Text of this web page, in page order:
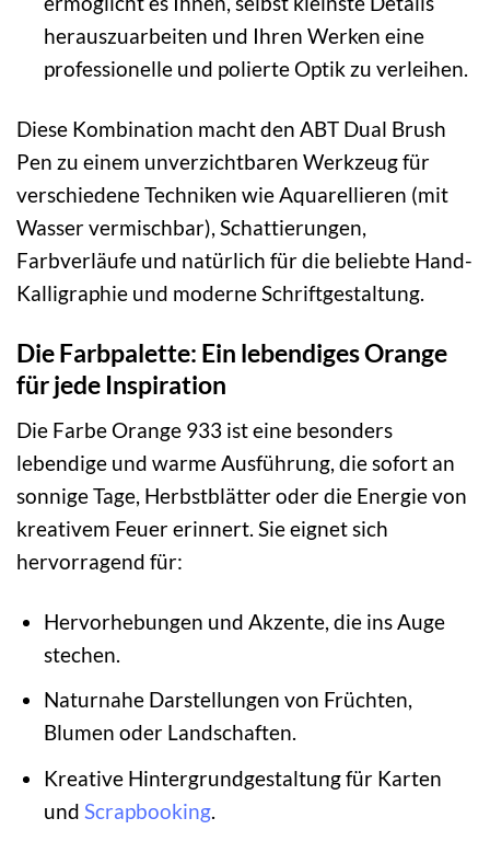
herauszuarbeiten und Ihren Werken eine
professionelle und polierte Optik zu verleihen.
Diese Kombination macht den ABT Dual Brush
Pen zu einem unverzichtbaren Werkzeug für
verschiedene Techniken wie Aquarellieren (mit
Wasser vermischbar), Schattierungen,
Farbverläufe und natürlich für die beliebte Hand-
Kalligraphie und moderne Schriftgestaltung.
Die Farbpalette: Ein lebendiges Orange
für jede Inspiration
Die Farbe Orange 933 ist eine besonders
lebendige und warme Ausführung, die sofort an
sonnige Tage, Herbstblätter oder die Energie von
kreativem Feuer erinnert. Sie eignet sich
hervorragend für:
Hervorhebungen und Akzente, die ins Auge
stechen.
Naturnahe Darstellungen von Früchten,
Blumen oder Landschaften.
Kreative Hintergrundgestaltung für Karten
und Scrapbooking.